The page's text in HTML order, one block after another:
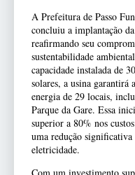
A Prefeitura de Passo
concluiu a implantação
reafirmando seu
sustentabilidade
capacidade instalada de
solares, a usina garantirá
energia de 29 locais,
Parque da Gare. Essa
superior a 80% nos
uma redução significativa
eletricidade.